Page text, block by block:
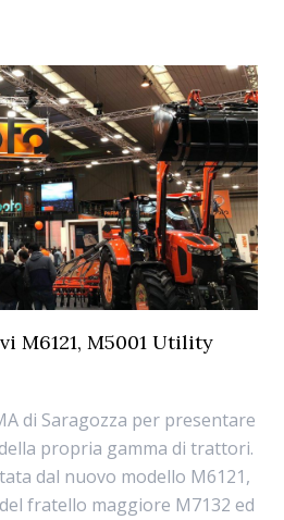
M6121, M5001 Utility
di Saragozza per presentare
propria gamma di trattori.
dal nuovo modello M6121,
fratello maggiore M7132 ed